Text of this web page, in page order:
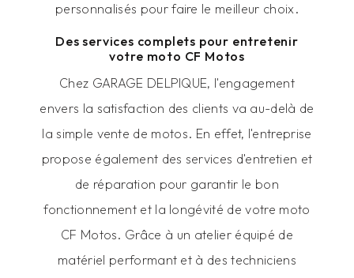
personnalisés pour faire le meilleur choix.
Des services complets pour entretenir
votre moto CF Motos
Chez GARAGE DELPIQUE, l'engagement
envers la satisfaction des clients va au-delà de
la simple vente de motos. En effet, l'entreprise
propose également des services d'entretien et
de réparation pour garantir le bon
fonctionnement et la longévité de votre moto
CF Motos. Grâce à un atelier équipé de
matériel performant et à des techniciens